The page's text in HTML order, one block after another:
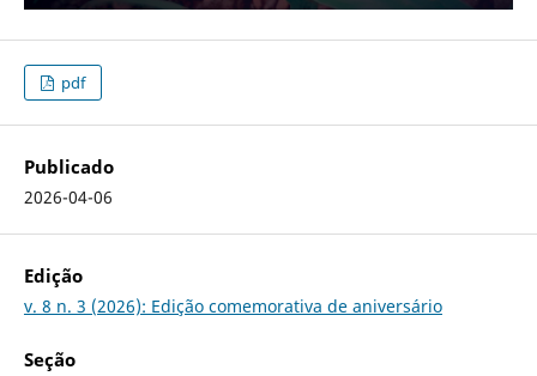
pdf
Publicado
2026-04-06
Edição
v. 8 n. 3 (2026): Edição comemorativa de aniversário
Seção